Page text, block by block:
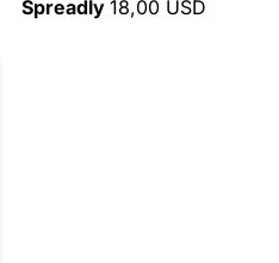
Spreadly 18,00 USD